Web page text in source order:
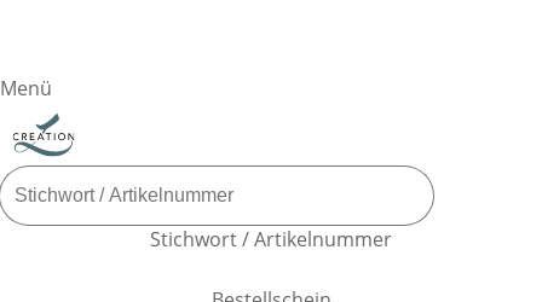
Menü
Stichwort / Artikelnummer